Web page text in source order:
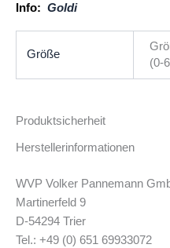
Info: Goldi
Größe
(0-
Produktsicherheit
Herstellerinformationen
WVP Volker Pannemann
Martinerfeld 9
D-54294 Trier
Tel.: +49 (0) 651 69933072